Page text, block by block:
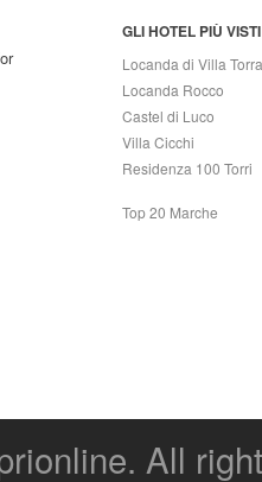
GLI HOTEL PIÙ VISTI
Locanda di Villa
Locanda Rocco
Castel di Luco
Villa Cicchi
Residenza 100 Torri
Top 20 Marche
. All